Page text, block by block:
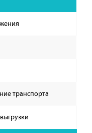
транспорта